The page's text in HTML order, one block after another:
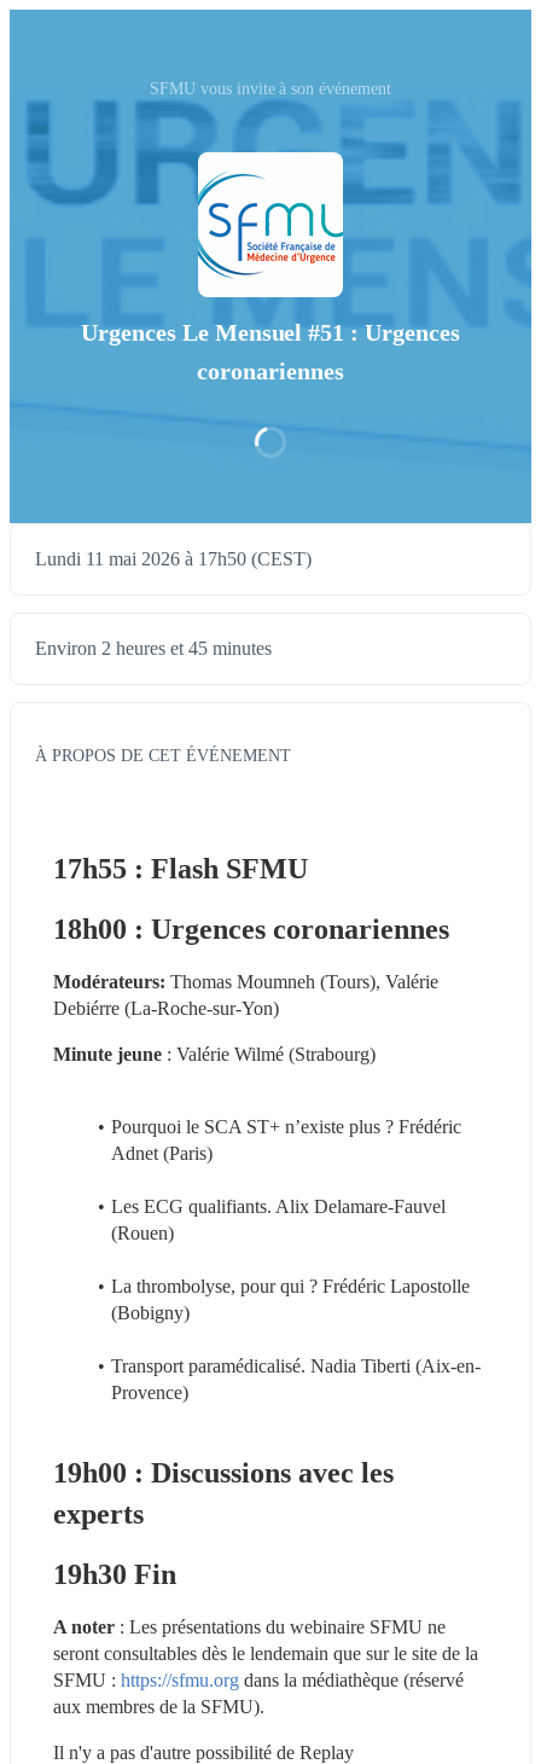
SFMU vous invite à son événement
Urgences Le Mensuel #51 : Urgences
coronariennes
Lundi 11 mai 2026 à 17h50 (CEST)
Environ 2 heures et 45 minutes
À PROPOS DE CET ÉVÉNEMENT
17h55 : Flash SFMU
18h00 : Urgences coronariennes
Modérateurs: Thomas Moumneh (Tours), Valérie
Debiérre (La-Roche-sur-Yon)
Minute jeune : Valérie Wilmé (Strabourg)
Pourquoi le SCA ST+ n’existe plus ? Frédéric
Adnet (Paris)
Les ECG qualifiants. Alix Delamare-Fauvel
(Rouen)
La thrombolyse, pour qui ? Frédéric Lapostolle
(Bobigny)
Transport paramédicalisé. Nadia Tiberti (Aix-en-
Provence)
19h00 : Discussions avec les
experts
19h30 Fin
A noter : Les présentations du webinaire SFMU ne
seront consultables dès le lendemain que sur le site de la
SFMU : https://sfmu.org dans la médiathèque (réservé
aux membres de la SFMU).
Il n'y a pas d'autre possibilité de Replay